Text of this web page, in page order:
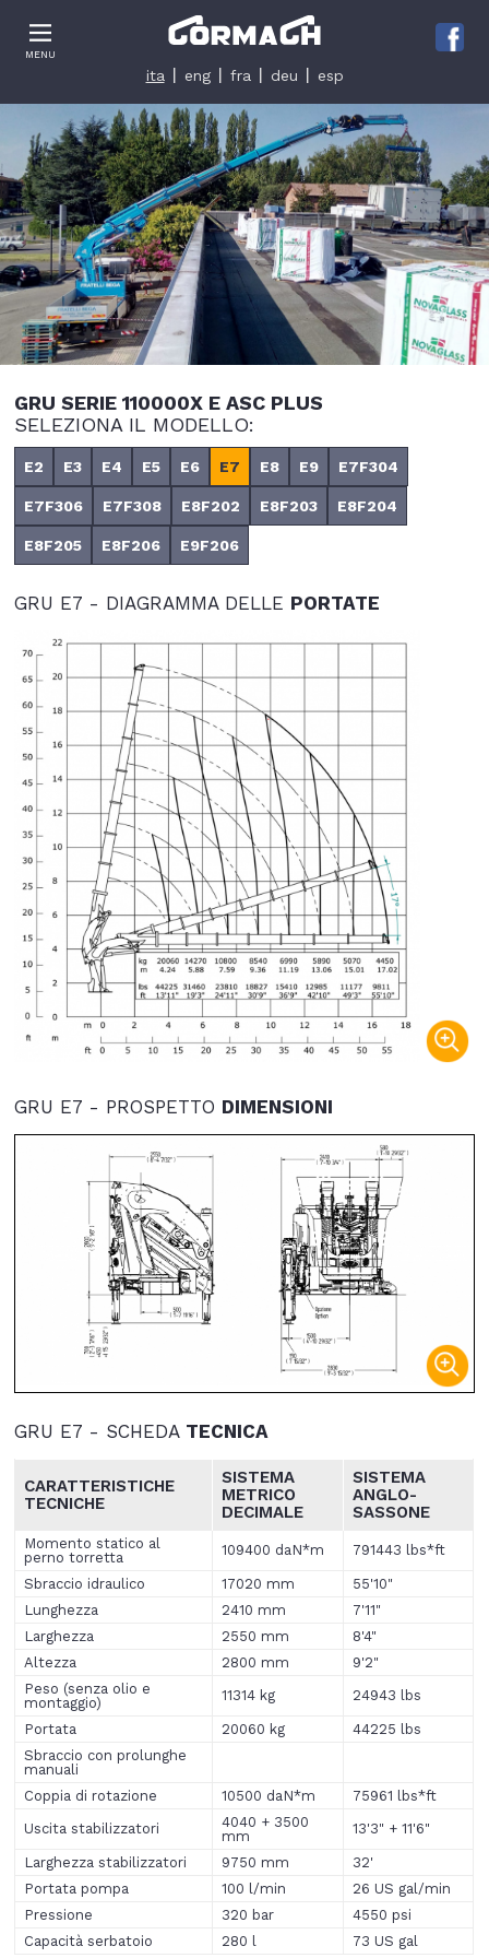
MENU
ita eng fra deu esp
GRU SERIE 110000X E ASC PLUS
SELEZIONA IL MODELLO:
E2 E3 E4 E5 E6 E7 E8 E9 E7F304
E7F306 E7F308 E8F202 E8F203 E8F204
E8F205 E8F206 E9F206
GRU E7 - DIAGRAMMA DELLE PORTATE
GRU E7 - PROSPETTO DIMENSIONI
GRU E7 - SCHEDA TECNICA
CARATTERISTICHE
TECNICHE
SISTEMA
METRICO
DECIMALE
SISTEMA
ANGLO-
SASSONE
Momento statico al
perno torretta
109400 daN*m 791443 lbs*ft
Sbraccio idraulico 17020 mm
55'10"
Lunghezza
2410 mm
7'11"
Larghezza
2550 mm
8'4"
Altezza
2800 mm
9'2"
Peso (senza olio e
montaggio)
11314 kg 24943 lbs
Portata 20060 kg
44225 lbs
Sbraccio con prolunghe
manuali
Coppia di rotazione
10500 daN*m
75961 lbs*ft
Uscita stabilizzatori
4040 + 3500
mm
13'3" + 11'6"
Larghezza stabilizzatori 9750 mm
32'
Portata pompa
100 l/min
26 US gal/min
Pressione
320 bar
4550 psi
Capacità serbatoio
280 l 73 US gal
Informativa sulla raccolta
Le tue preferenze relative alla privacy